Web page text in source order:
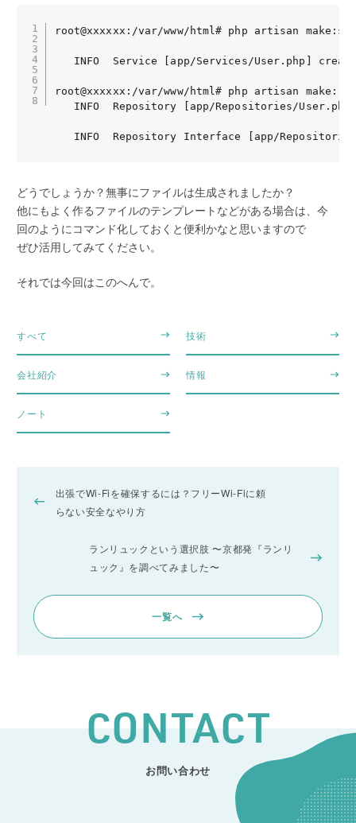
root@xxxxxx:/var/www/html# php artisan
INFO  Service [app/Services/User.php]
root@xxxxxx:/var/www/html# php artisan
INFO  Repository [app/Repositories/
INFO  Repository Interface [app/
どうでしょうか？無事にファイルは生成されましたか？
他にもよく作るファイルのテンプレートなどがある場合は、今
回のようにコマンド化しておくと便利かなと思いますので
ぜひ活用してみてください。
それでは今回はこのへんで。
すべて 技術
会社紹介 情報
ノート
出張でWi-Fiを確保するには？フリーWi-Fiに頼
らない安全なやり方
ランリュックという選択肢 〜京都発『ランリ
ュック』を調べてみました〜
一覧へ
CONTACT
お問い合わせ